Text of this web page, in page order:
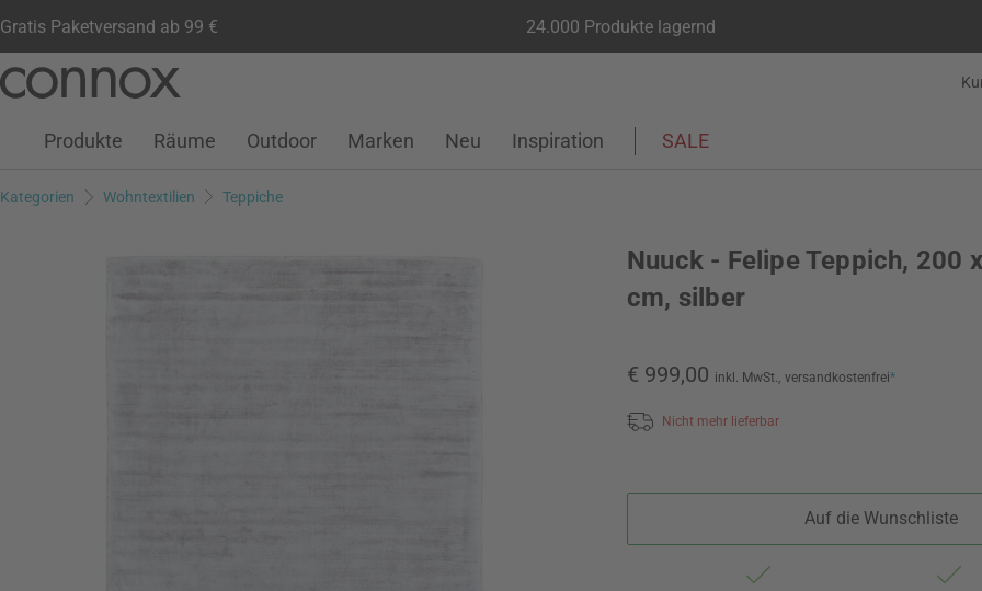
Gratis Paketversand ab 99 € 24.000 Produkte lagernd
Seiteninhalt
Suchfeld
Kundenkonto
Wunschliste
Warenkorb
Produkte Räume Outdoor Marken Neu Inspiration SALE
Kategorien Wohntextilien Teppiche
Nuuck - Felipe Teppich, 200
cm, silber
€ 999,00 inkl. MwSt., versandkostenfrei*
Nicht mehr lieferbar
Auf die Wunschliste